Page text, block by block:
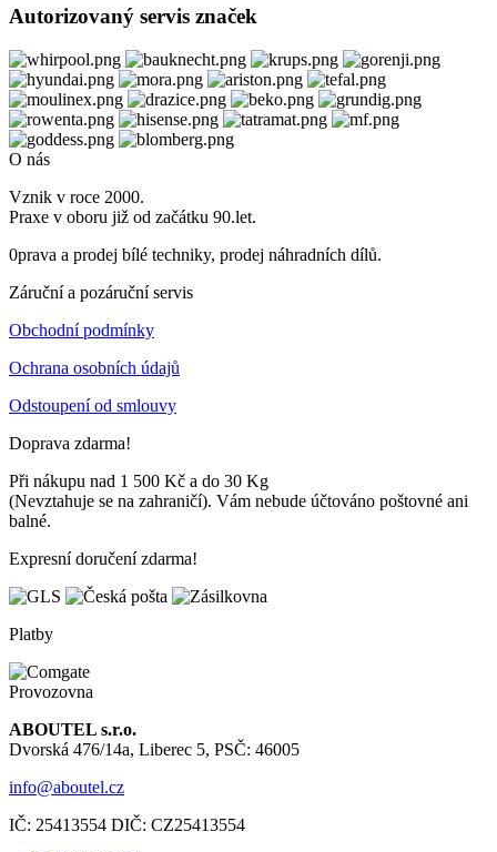
Autorizovaný servis značek
O nás
Vznik v roce 2000.
Praxe v oboru již od začátku 90.let.
0prava a prodej bílé techniky, prodej náhradních dílů.
Záruční a pozáruční servis
Obchodní podmínky
Ochrana osobních údajů
Odstoupení od smlouvy
Doprava zdarma!
Při nákupu nad 1 500 Kč a do 30 Kg
(Nevztahuje se na zahraničí). Vám nebude účtováno poštovné ani
balné.
Expresní doručení zdarma!
Platby
Provozovna
ABOUTEL s.r.o.
Dvorská 476/14a, Liberec 5, PSČ: 46005
info@aboutel.cz
IČ: 25413554 DIČ: CZ25413554